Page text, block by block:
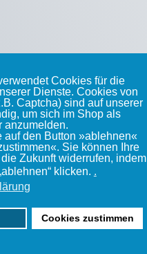
Cookies für die
Dienste. Cookies von
Captcha) sind auf unserer
um sich im Shop als
anzumelden.
auf den Button »ablehnen«
Sie können Ihre
Zukunft widerrufen, indem
klicken. .
Cookies zustimmen